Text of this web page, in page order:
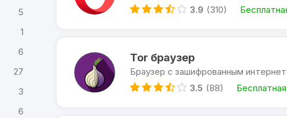
3.9 (310)
Tor браузер
Браузер с зашифрованным
3.5 (88) Бесплатная
5
1
6
27
3
6